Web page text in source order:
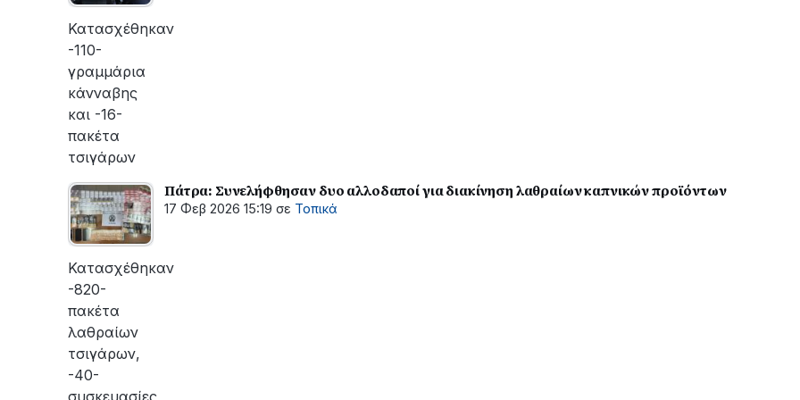
εργασίες
του
για
την
αποκατάσταση
της
βλάβης
Κατασχέθηκαν
-110-
γραμμάρια
κάνναβης
και -16-
πακέτα
τσιγάρων
Πάτρα: Συνελήφθησαν δυο αλλοδαποί για διακίνηση λαθραίων καπνικών προϊόντων
17 Φεβ 2026 15:19 σε Τοπικά
Κατασχέθηκαν
-820-
πακέτα
λαθραίων
τσιγάρων,
-40-
συσκευασίες